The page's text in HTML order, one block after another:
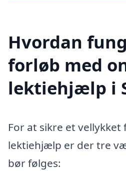
Hvordan
forløb med
lektiehjælp i
For at sikre et vellykket
lektiehjælp er der tre
bør følges: